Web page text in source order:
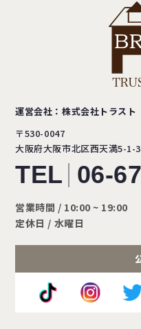
運営会社：株式会社トラスト
〒530-0047
大阪府大阪市北区西天満5-1-
TEL 06-
営業時間 / 10:00 ~ 19:00
定休日 / 水曜日